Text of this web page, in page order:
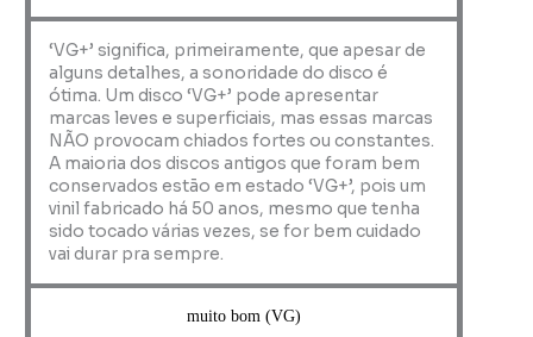
‘VG+’ significa, primeiramente, que apesar de
alguns detalhes, a sonoridade do disco é
ótima. Um disco ‘VG+’ pode apresentar
marcas leves e superficiais, mas essas marcas
NÃO provocam chiados fortes ou constantes.
A maioria dos discos antigos que foram bem
conservados estão em estado ‘VG+’, pois um
vinil fabricado há 50 anos, mesmo que tenha
sido tocado várias vezes, se for bem cuidado
vai durar pra sempre.
muito bom (VG)